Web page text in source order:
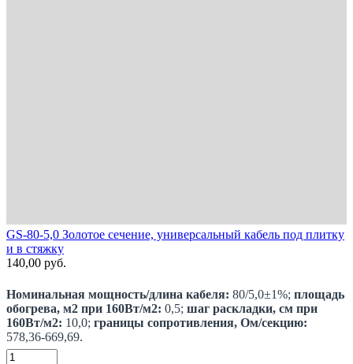
GS-80-5,0 Золотое сечение, универсальный кабель под плитку
и в стяжку
140,00 руб.
Номинальная мощность/длина кабеля: 80/5,0±1%; площадь
обогрева, м2 при 160Вт/м2: 0,5; шаг раскладки, см при
160Вт/м2: 10,0; границы сопротивления, Ом/секцию:
578,36-669,69.